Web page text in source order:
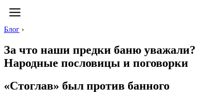
Блог ›
За что наши предки баню уважали?
Народные пословицы и поговорки
«Стоглав» был против банного